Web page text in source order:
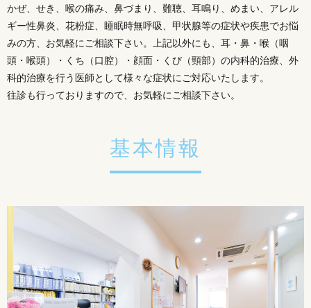
かぜ、せき、喉の痛み、鼻づまり、難聴、耳鳴り、めまい、アレル
ギー性鼻炎、花粉症、睡眠時無呼吸、甲状腺等の症状や疾患でお悩
みの方、お気軽にご相談下さい。上記以外にも、耳・鼻・喉（咽
頭・喉頭）・くち（口腔）・顔面・くび（頸部）の内科的治療、外
科的治療を行う医師として様々な症状にご対応いたします。
往診も行っておりますので、お気軽にご相談下さい。
基本情報